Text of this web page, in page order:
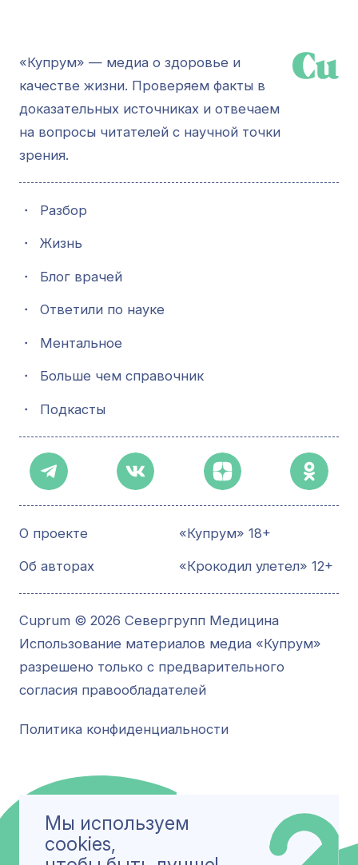
Мы используем
cookies,
«Купрум» — медиа о здоровье и
качестве жизни. Проверяем факты в
доказательных источниках и отвечаем
на вопросы читателей с научной точки
зрения.
・ Разбор
・ Жизнь
・ Блог врачей
・ Ответили по науке
・ Ментальное
・ Больше чем справочник
・ Подкасты
О проекте
Об авторах
«Купрум» 18+
«Крокодил улетел» 12+
Cuprum © 2026 Севергрупп Медицина
Использование материалов медиа «Купрум»
разрешено только с предварительного
согласия правообладателей
Политика конфиденциальности